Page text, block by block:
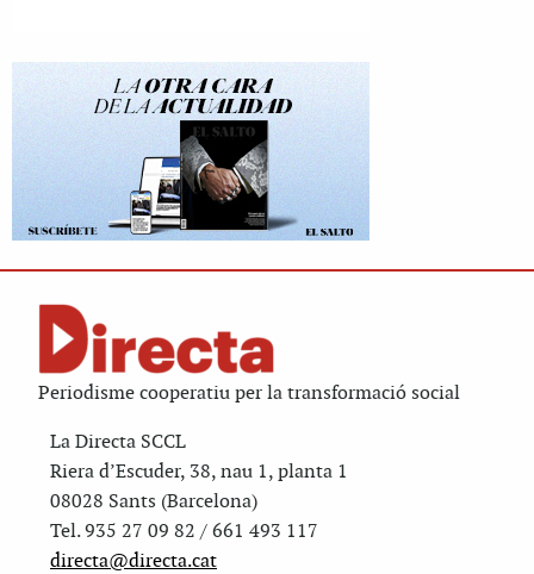
Periodisme cooperatiu per la transformació social
La Directa SCCL
Riera d’Escuder, 38, nau 1, planta 1
08028 Sants (Barcelona)
Tel. 935 27 09 82 / 661 493 117
directa@directa.cat